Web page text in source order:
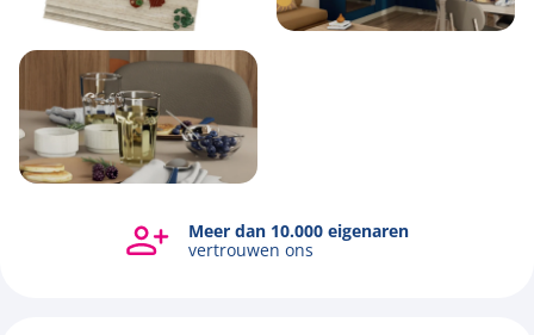
Meer dan 10.000 eigenaren
vertrouwen ons